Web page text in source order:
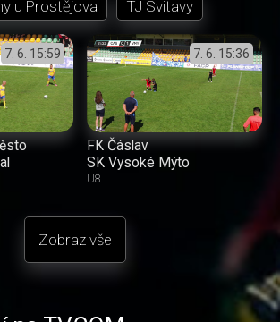
u Prostějova
TJ Svitavy
7. 6. 15:59 7. 6. 15:36
FK Čáslav
SK Vysoké Mýto
U8
Zobraz vše